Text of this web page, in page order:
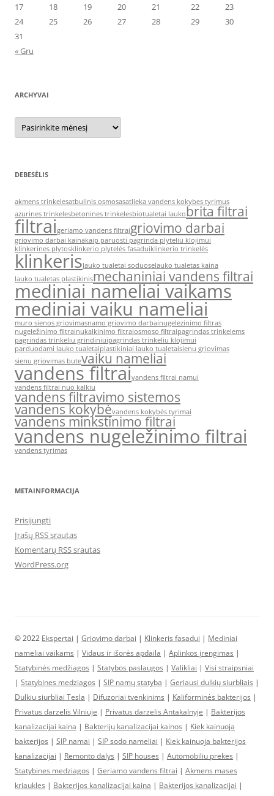
17
18 19 20 21 22
23
24
25 26 27 28 29
30
31
« Gru
ARCHYVAI
Archyvai
DEBESĖLIS
akmens trinkelesatbulinis osmosasatlieka vandens kokybes tyrimus
azurines trinkelesbetonines trinkelesbiotualetai laukobrita filtrai
filtraigeriamo vandens filtraigriovimo darbai
griovimo darbai kainakaip paruosti pagrinda plyteliu klojimui
klinkerines plytosklinkerio plytelės fasaduiklinkerio trinkelės
klinkerislauko tualetai soduoselauko tualetas kaina
lauko tualetas plastikinismechaniniai vandens filtrai
mediniai nameliai vaikams
mediniai vaiku nameliai
muro sienos griovimasnamo griovimo darbainugelezinimo filtras
nugeležinimo filtrainukalkinimo filtraiosmoso filtraipagrindas trinkelems
pagrindas trinkeliu grindiniuipagrindas trinkeliu klojimui
parduodami lauko tualetaiplastikiniai lauko tualetaisienu griovimas
sienu griovimas butevaiku nameliai
vandens filtraivandens filtrai namui
vandens filtrai nuo kalkiu
vandens filtravimo sistemos
vandens kokybėvandens kokybės tyrimai
vandens minkstinimo filtrai
vandens nugeležinimo filtrai
vandens tyrimas
METAINFORMACIJA
Prisijungti
Įrašų RSS srautas
Komentarų RSS srautas
WordPress.org
© 2022 Ekspertai | Griovimo darbai | Klinkeris fasadui | Mediniai
nameliai vaikams | Vidaus ir išorės apdaila | Aplinkos įrengimas |
Statybinės medžiagos | Statybos paslaugos | Valikliai | Visi straipsniai
| Statybines medziagos | SIP namų statyba | Geriausi dulkių siurbliais |
Dulkiu siurbliai Tesla | Difuzoriai tvenkinims | Kaliforminės bakterijos |
Privatus darzelis Vilniuje | Privatus darzelis Antakalnyje | Bakterijos
kanalizacijai kaina | Bakterijų kanalizacijai kainos | Kiek kainuoja
bakterijos | SIP namai | SIP sodo nameliai | Kiek kainuoja bakterijos
kanalizacijai | Remonto dalys | SIP houses | Automobiliu prekes |
Statybines medziagos | Geriamo vandens filtrai | Akmens mases
kriaukles | Bakterijos kanalizacijai kaina | Bakterijos kanalizacijai |